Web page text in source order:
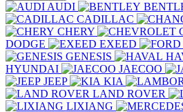
AUDI
CADILLAC
CHERY
DODGE
EXEED
GENESIS
HYUNDAI
JAECOO
JEEP
KIA
LAND ROVER
LIXIANG